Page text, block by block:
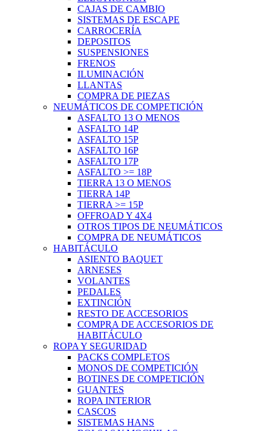
CAJAS DE CAMBIO
SISTEMAS DE ESCAPE
CARROCERÍA
DEPOSITOS
SUSPENSIONES
FRENOS
ILUMINACIÓN
LLANTAS
COMPRA DE PIEZAS
NEUMÁTICOS DE COMPETICIÓN
ASFALTO 13 O MENOS
ASFALTO 14P
ASFALTO 15P
ASFALTO 16P
ASFALTO 17P
ASFALTO >= 18P
TIERRA 13 O MENOS
TIERRA 14P
TIERRA >= 15P
OFFROAD Y 4X4
OTROS TIPOS DE NEUMÁTICOS
COMPRA DE NEUMÁTICOS
HABITÁCULO
ASIENTO BAQUET
ARNESES
VOLANTES
PEDALES
EXTINCIÓN
RESTO DE ACCESORIOS
COMPRA DE ACCESORIOS DE
HABITÁCULO
ROPA Y SEGURIDAD
PACKS COMPLETOS
MONOS DE COMPETICIÓN
BOTINES DE COMPETICIÓN
GUANTES
ROPA INTERIOR
CASCOS
SISTEMAS HANS